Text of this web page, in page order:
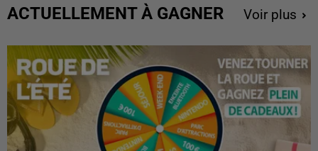
ACTUELLEMENT À GAGNER Voir plus